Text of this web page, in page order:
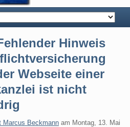
Hinweis
Webseite einer
ist nicht
Marcus Beckmann am Montag, 13. Mai